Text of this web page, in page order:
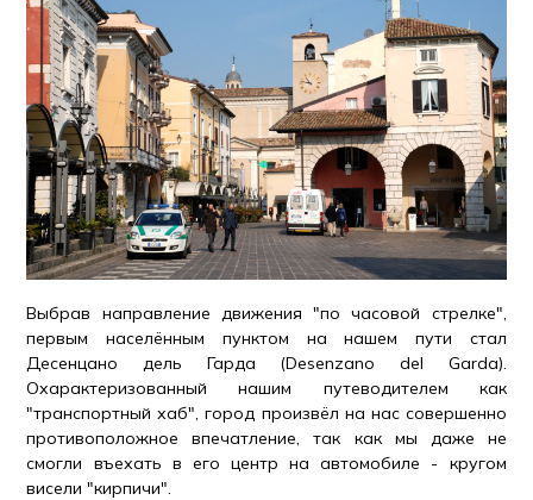
Выбрав направление движения "по часовой стрелке",
первым населённым пунктом на нашем пути стал
Десенцано дель Гарда (Desenzano del Garda).
Охарактеризованный нашим путеводителем как
"транспортный хаб", город произвёл на нас совершенно
противоположное впечатление, так как мы даже не
смогли въехать в его центр на автомобиле - кругом
висели "кирпичи".